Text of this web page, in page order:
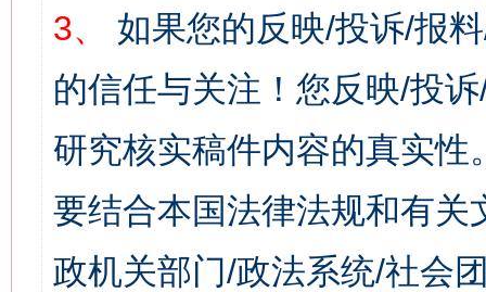
3、
如果您的反映/投诉/报
的信任与关注！您反映/投
研究核实稿件内容的真实
要结合本国法律法规和有关
政机关部门/政法系统/社会